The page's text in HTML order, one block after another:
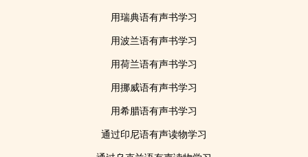
用瑞典语有声书学习
用波兰语有声书学习
用荷兰语有声书学习
用挪威语有声书学习
用希腊语有声书学习
通过印尼语有声读物学习